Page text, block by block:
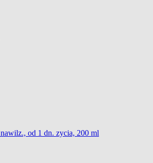
od 1 dn. zycia, 200 ml